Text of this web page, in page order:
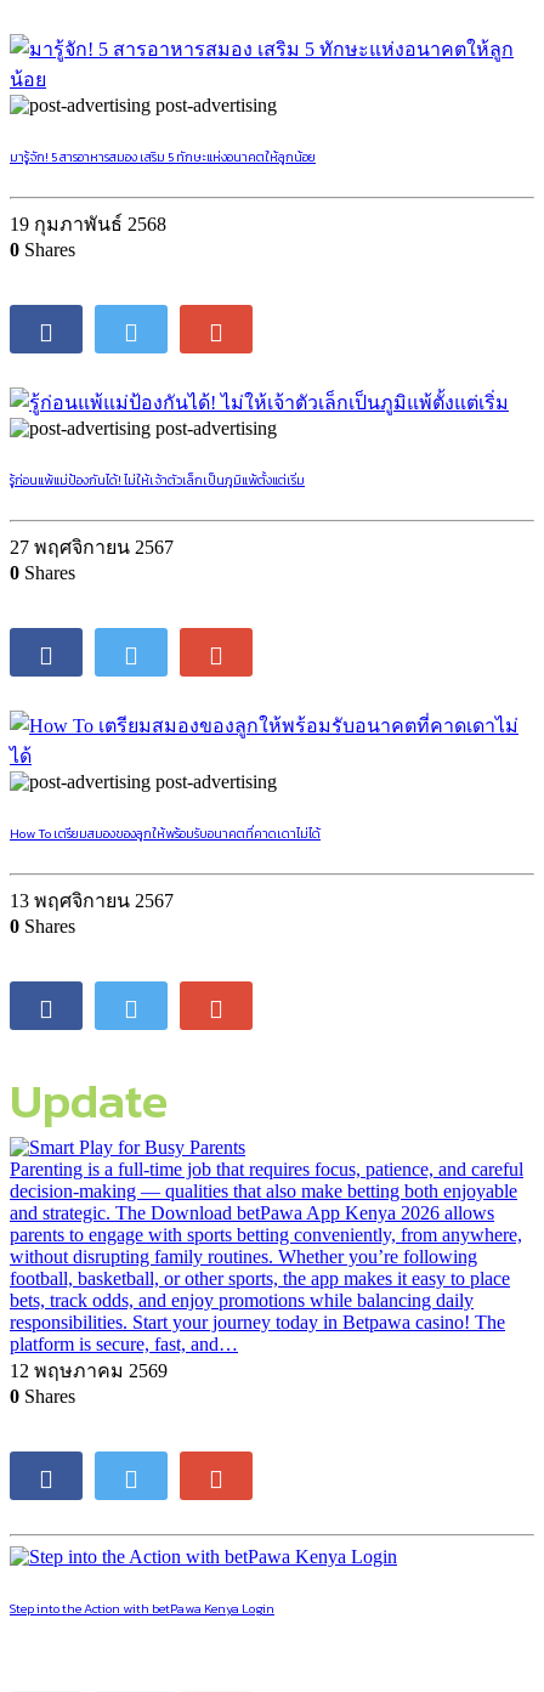
post-advertising
มารู้จัก! 5 สารอาหารสมอง เสริม 5 ทักษะแห่งอนาคตให้ลูกน้อย
19 กุมภาพันธ์ 2568
0 Shares
post-advertising
รู้ก่อนแพ้แม่ป้องกันได้! ไม่ให้เจ้าตัวเล็กเป็นภูมิแพ้ตั้งแต่เริ่ม
27 พฤศจิกายน 2567
0 Shares
post-advertising
How To เตรียมสมองของลูกให้พร้อมรับอนาคตที่คาดเดาไม่ได้
13 พฤศจิกายน 2567
0 Shares
Update
Parenting is a full-time job that requires focus, patience, and careful
decision-making — qualities that also make betting both enjoyable
and strategic. The Download betPawa App Kenya 2026 allows
parents to engage with sports betting conveniently, from anywhere,
without disrupting family routines. Whether you’re following
football, basketball, or other sports, the app makes it easy to place
bets, track odds, and enjoy promotions while balancing daily
responsibilities. Start your journey today in Betpawa casino! The
platform is secure, fast, and…
12 พฤษภาคม 2569
0 Shares
Step into the Action with betPawa Kenya Login